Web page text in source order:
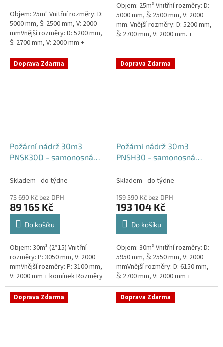
Objem: 25m³ Vnitřní rozměry: D:
5000 mm, Š: 2500 mm, V: 2000
mmVnější rozměry: D: 5200 mm,
Š: 2700 mm, V: 2000 mm +
komínek Běžná doba dodání 2-3
týdny od objednávky. Rozměry...
hvězdiček.
Objem: 25m³ Vnitřní rozměry: D:
5000 mm, Š: 2500 mm, V: 2000
mm. Vnější rozměry: D: 5200 mm,
Š: 2700 mm, V: 2000 mm. +
týdny od objednávky....
Doprava Zdarma
Požární nádrž 30m3
PNSK30D - samonosná
Skladem - do týdne
73 690 Kč bez DPH
89 165 Kč
Do košíku
Objem: 30m³ (2*15) Vnitřní
rozměry: P: 3050 mm, V: 2000
mmVnější rozměry: P: 3100 mm,
V: 2000 mm + komínek Rozměry
nádrže možno jakkoliv upravit -
vyrobíme nádrž na...
Doprava Zdarma
Požární nádrž 30m3
PNSH30 - samonosná
Skladem - do týdne
159 590 Kč bez DPH
193 104 Kč
Do košíku
Objem: 30m³ Vnitřní rozměry: D:
5950 mm, Š: 2550 mm, V: 2000
mmVnější rozměry: D: 6150 mm,
Š: 2700 mm, V: 2000 mm +
komínek Běžná doba dodání 2-3
týdny od objednávky. Rozměry...
Doprava Zdarma Doprava Zdarma